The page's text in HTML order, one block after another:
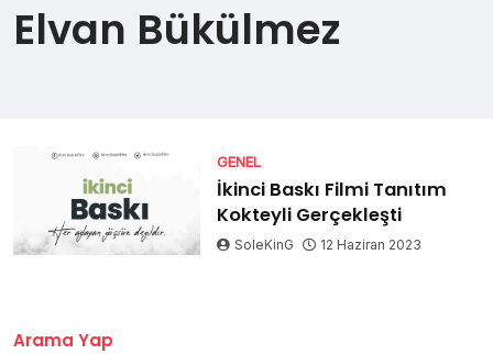
Elvan Bükülmez
GENEL
İkinci Baskı Filmi Tanıtım
Kokteyli Gerçekleşti
SoleKinG 12 Haziran 2023
Arama Yap